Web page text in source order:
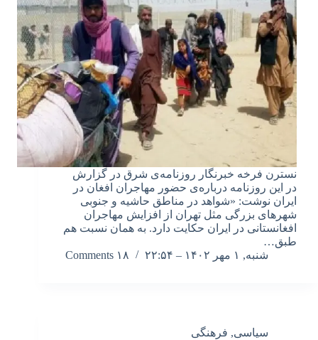
نسترن فرخه خبرنگار روزنامه‌ی شرق در گزارش
در این روزنامه درباره‌ی حضور مهاجران افغان در
ایران نوشت: «شواهد در مناطق حاشیه و جنوبی
شهرهای بزرگی مثل تهران از افزایش مهاجران
افغانستانی در ایران حکایت دارد. به همان نسبت هم
طبق…
شنبه, ۱ مهر ۱۴۰۲ – ۲۲:۵۴
۱۸ Comments
سیاسی, فرهنگی